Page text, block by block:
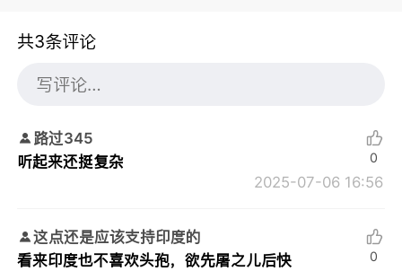
共3条评论
路过345
听起来还挺复杂
2025-07-06 16:56
0
这点还是应该支持印度的
看来印度也不喜欢头孢，欲先屠之儿后快
0